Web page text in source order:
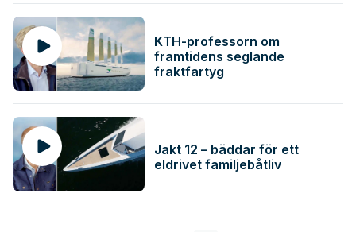
KTH-professorn om
framtidens seglande
fraktfartyg
Jakt 12 – bäddar för ett
eldrivet familjebåtliv